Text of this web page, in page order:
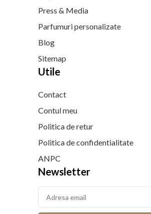
Press & Media
Parfumuri personalizate
Blog
Sitemap
Utile
Contact
Contul meu
Politica de retur
Politica de confidentialitate
ANPC
Newsletter